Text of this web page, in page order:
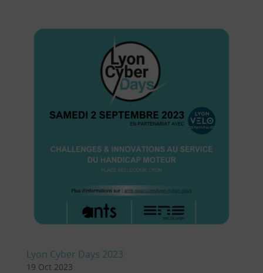
Lyon Cyber Days 2023
19 Oct 2023